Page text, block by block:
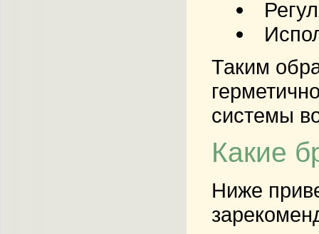
Таким
системы
Какие
Ниже